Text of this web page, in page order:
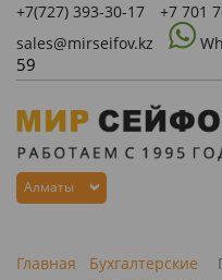
+7(727) 393-30-17 +7 701
sales@mirseifov.kz
59
Алматы
Главная
Бухгалтерские